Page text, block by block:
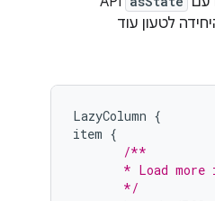
לטעון עוד
LazyColumn {
item {
/**
* Load more
       */